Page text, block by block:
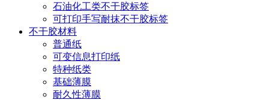
石油化工类不干胶标签
可打印手写耐抹不干胶标签
不干胶材料
普通纸
可变信息打印纸
特种纸类
基础薄膜
耐久性薄膜